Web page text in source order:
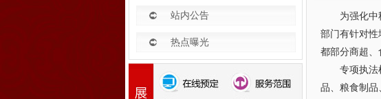
站内公告
热点曝光
为强化中秋
部门有针对
都部分商超、
专项执法检
品、粮食制